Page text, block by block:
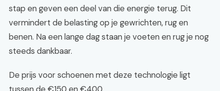
stap en geven een deel van die energie terug. Dit
vermindert de belasting op je gewrichten, rug en
benen. Na een lange dag staan je voeten en rug je nog
steeds dankbaar.
De prijs voor schoenen met deze technologie ligt